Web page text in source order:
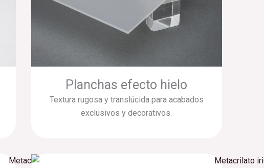
Planchas efecto hielo
Textura rugosa y translúcida para acabados
exclusivos y decorativos.